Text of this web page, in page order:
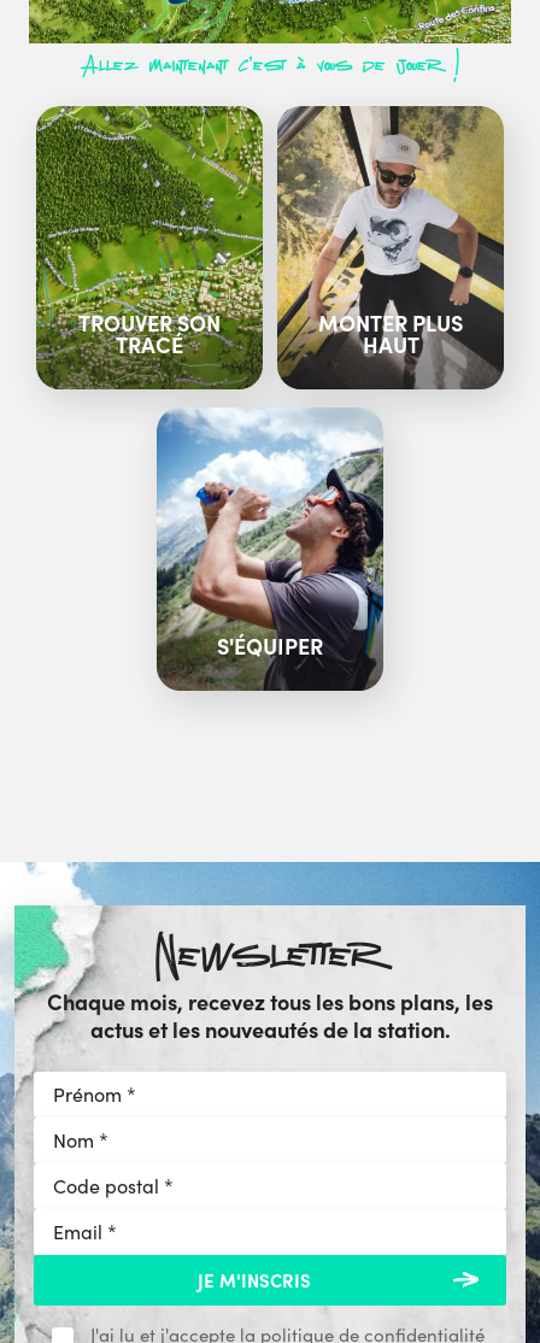
Allez maintenant c’est à vous de jouer !
TROUVER SON
TRACÉ
MONTER PLUS
HAUT
S'ÉQUIPER
Newsletter
Chaque mois, recevez tous les bons plans, les
actus et les nouveautés de la station.
J'ai lu et j'accepte la politique de confidentialité